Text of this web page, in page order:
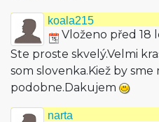
koala215
Vloženo před 18
Ste proste skvelý.Velmi
som slovenka.Kiež by sme
podobne.Dakujem
narta